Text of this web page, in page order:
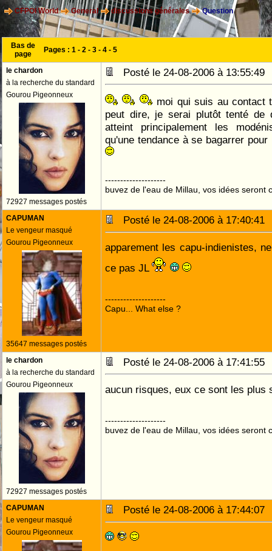
CFPOI World General discussions générales Question
Bas de
page
Pages : 1 - 2 - 3 - 4 - 5
le chardon
à la recherche du standard
Gourou Pigeonneux
72927 messages postés
Posté le 24-08-2006 à
moi qui suis au contact
peut dire, je serai plutôt tenté de
atteint principalement les
qu'une tendance à se bagarrer
--------------------
buvez de l'eau de Millau, vos idées seront
CAPUMAN
Le vengeur masqué
Gourou Pigeonneux
35647 messages postés
Posté le 24-08-2006 à
apparement les capu-indienistes,
ce pas JL
--------------------
Capu... What else ?
le chardon
à la recherche du standard
Gourou Pigeonneux
72927 messages postés
Posté le 24-08-2006 à
aucun risques, eux ce sont les plus
--------------------
buvez de l'eau de Millau, vos idées seront
CAPUMAN
Le vengeur masqué
Gourou Pigeonneux
Posté le 24-08-2006 à